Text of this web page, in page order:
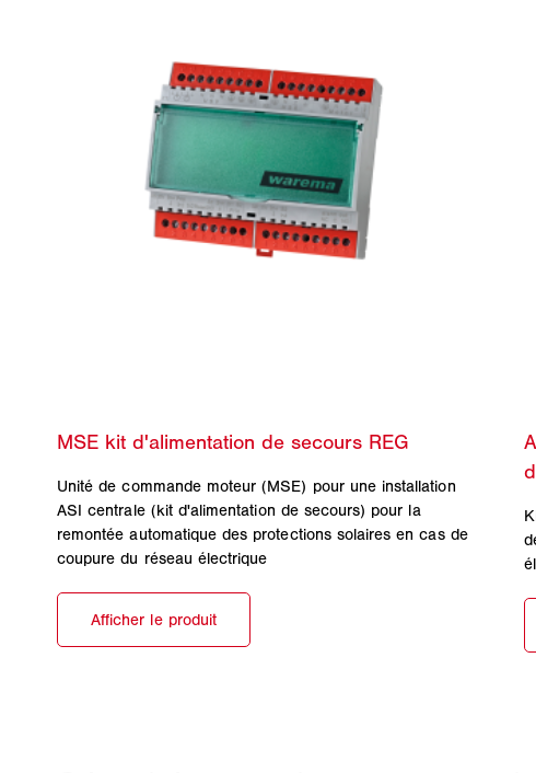
Unité de commande moteur (MSE) pour une installation
ASI centrale (kit d'alimentation de secours) pour la
remontée automatique des protections solaires en cas de
coupure du réseau électrique